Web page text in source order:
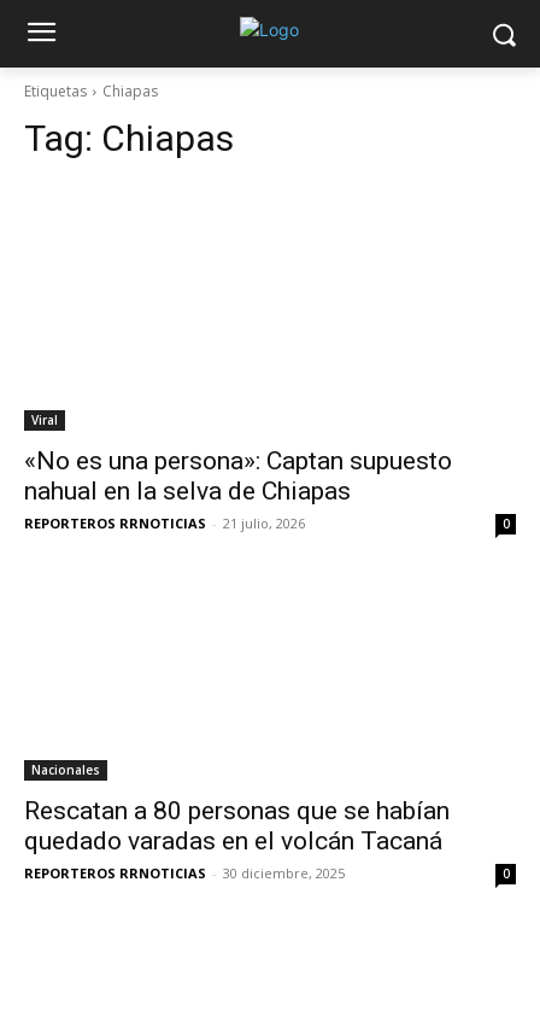
Etiquetas Chiapas
Tag: Chiapas
Viral
«No es una persona»: Captan supuesto
nahual en la selva de Chiapas
REPORTEROS RRNOTICIAS - 21 julio, 2026 0
Nacionales
Rescatan a 80 personas que se habían
quedado varadas en el volcán Tacaná
REPORTEROS RRNOTICIAS - 30 diciembre, 2025 0